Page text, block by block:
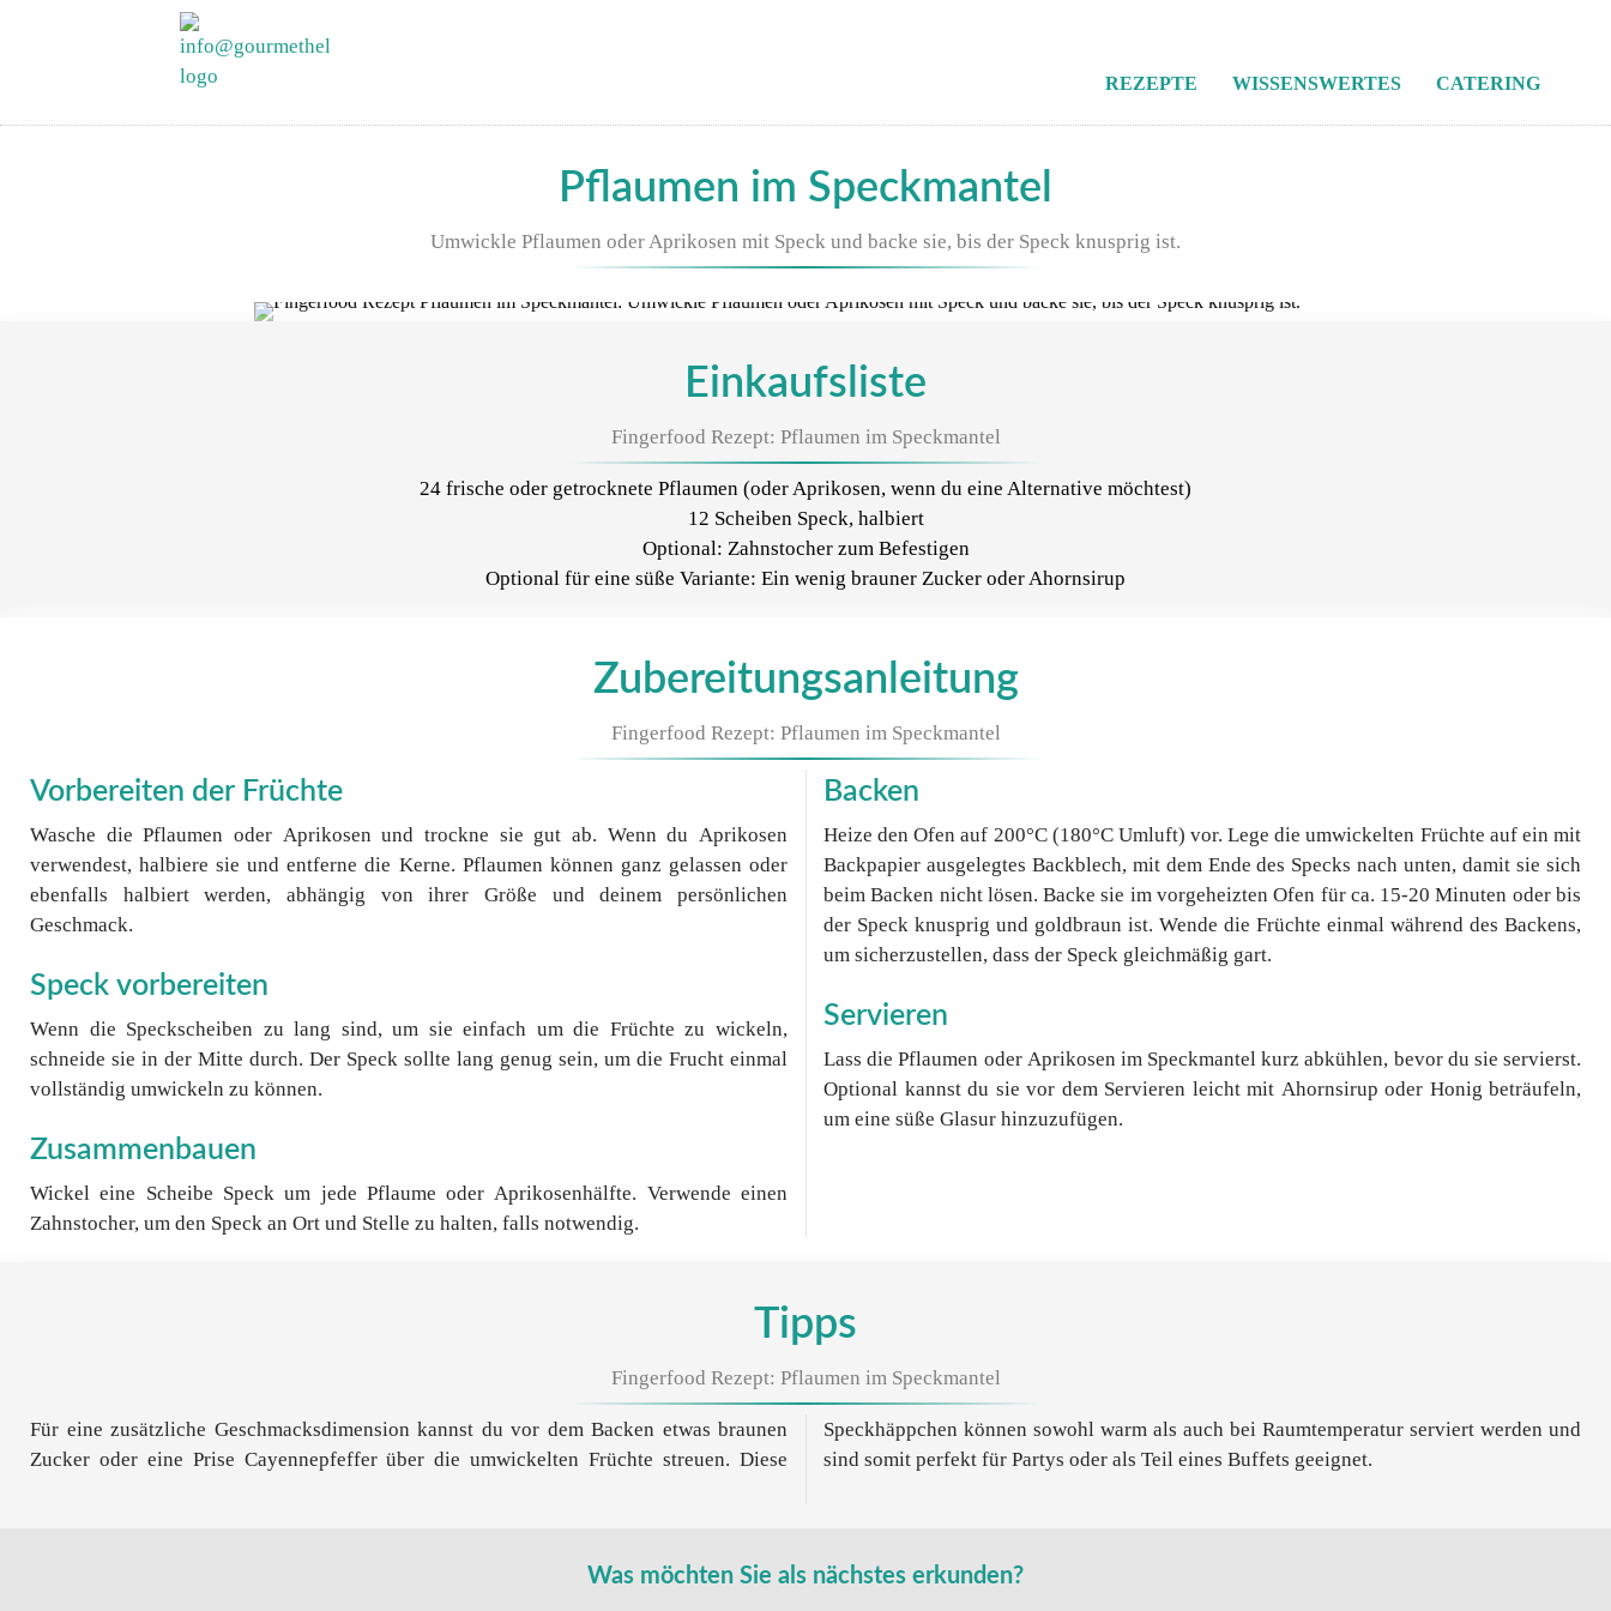
REZEPTE WISSENSWERTES CATERING
Pflaumen im Speckmantel
Umwickle Pflaumen oder Aprikosen mit Speck und backe sie, bis der Speck knusprig ist.
Einkaufsliste
Fingerfood Rezept: Pflaumen im Speckmantel
24 frische oder getrocknete Pflaumen (oder Aprikosen, wenn du eine Alternative möchtest)
12 Scheiben Speck, halbiert
Optional: Zahnstocher zum Befestigen
Optional für eine süße Variante: Ein wenig brauner Zucker oder Ahornsirup
Zubereitungsanleitung
Fingerfood Rezept: Pflaumen im Speckmantel
Vorbereiten der Früchte
Wasche die Pflaumen oder Aprikosen und trockne sie gut ab. Wenn du Aprikosen
verwendest, halbiere sie und entferne die Kerne. Pflaumen können ganz gelassen oder
ebenfalls halbiert werden, abhängig von ihrer Größe und deinem persönlichen
Geschmack.
Speck vorbereiten
Wenn die Speckscheiben zu lang sind, um sie einfach um die Früchte zu wickeln,
schneide sie in der Mitte durch. Der Speck sollte lang genug sein, um die Frucht einmal
vollständig umwickeln zu können.
Zusammenbauen
Wickel eine Scheibe Speck um jede Pflaume oder Aprikosenhälfte. Verwende einen
Zahnstocher, um den Speck an Ort und Stelle zu halten, falls notwendig.
Backen
Heize den Ofen auf 200°C (180°C Umluft) vor. Lege die umwickelten Früchte auf ein mit
Backpapier ausgelegtes Backblech, mit dem Ende des Specks nach unten, damit sie sich
beim Backen nicht lösen. Backe sie im vorgeheizten Ofen für ca. 15-20 Minuten oder bis
der Speck knusprig und goldbraun ist. Wende die Früchte einmal während des Backens,
um sicherzustellen, dass der Speck gleichmäßig gart.
Servieren
Lass die Pflaumen oder Aprikosen im Speckmantel kurz abkühlen, bevor du sie servierst.
Optional kannst du sie vor dem Servieren leicht mit Ahornsirup oder Honig beträufeln,
um eine süße Glasur hinzuzufügen.
Tipps
Fingerfood Rezept: Pflaumen im Speckmantel
Für eine zusätzliche Geschmacksdimension kannst du vor dem Backen etwas braunen
Zucker oder eine Prise Cayennepfeffer über die umwickelten Früchte streuen. Diese
Speckhäppchen können sowohl warm als auch bei Raumtemperatur serviert werden und
sind somit perfekt für Partys oder als Teil eines Buffets geeignet.
Was möchten Sie als nächstes erkunden?